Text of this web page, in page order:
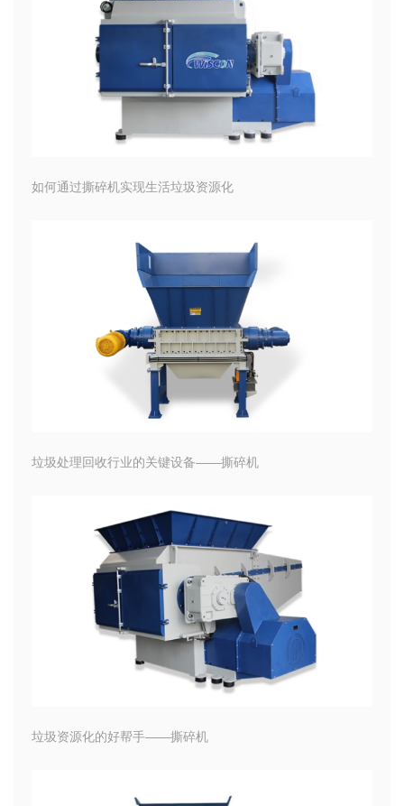
如何通过撕碎机实现生活垃圾资源化
垃圾处理回收行业的关键设备——撕碎机
垃圾资源化的好帮手——撕碎机